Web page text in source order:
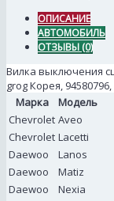
ОПИСАНИЕ
АВТОМОБИЛЬ
ОТЗЫВЫ (0)
Вилка выключения
grog Корея,
Марка
Модель
Chevrolet Aveo
Chevrolet Lacetti
Daewoo
Lanos
Daewoo
Matiz
Daewoo
Nexia